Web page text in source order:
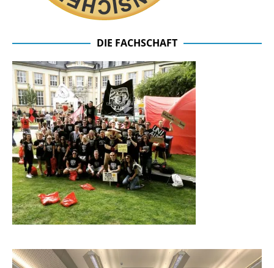
DIE FACHSCHAFT